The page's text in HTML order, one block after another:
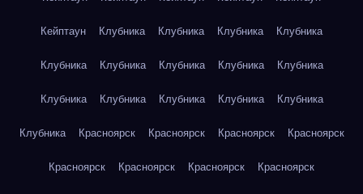
Кейптаун Клубника Клубника Клубника Клубника
Клубника Клубника Клубника Клубника Клубника
Клубника Клубника Клубника Клубника Клубника
Клубника Красноярск Красноярск Красноярск Красноярск
Красноярск Красноярск Красноярск Красноярск